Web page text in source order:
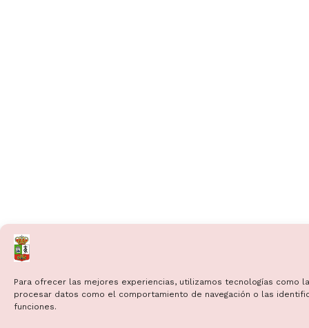
Para ofrecer las mejores experiencias, utilizamos tecnologías
procesar datos como el comportamiento de navegación o las
funciones.